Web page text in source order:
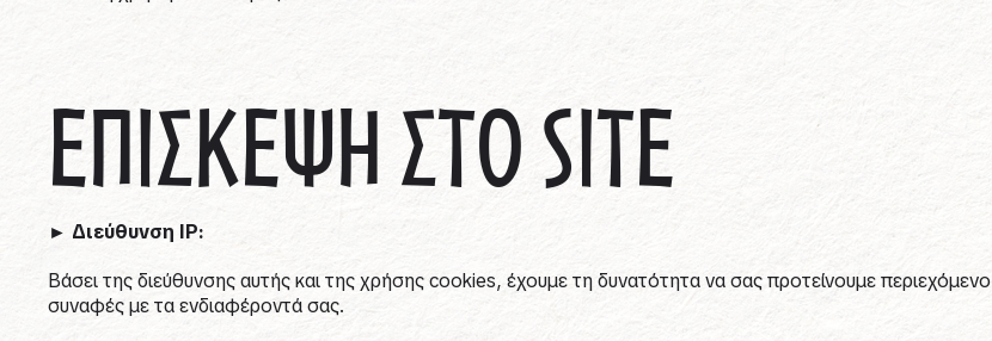
ΕΠΙΣΚΕΨΗ ΣΤΟ SITE
► Διεύθυνση IP:
Βάσει της διεύθυνσης αυτής και της χρήσης cookies, έχουμε τη δυνατότητα να σας προτείνουμε περιεχόμενο
συναφές με τα ενδιαφέροντά σας.